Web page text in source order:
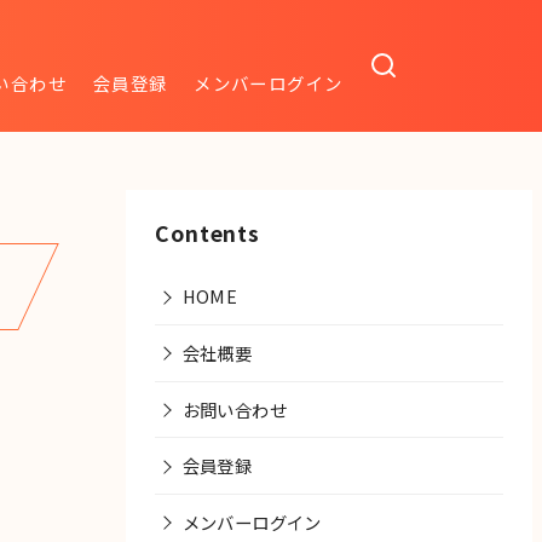
合わせ 会員登録 メンバーログイン
Contents
HOME
会社概要
お問い合わせ
会員登録
メンバーログイン